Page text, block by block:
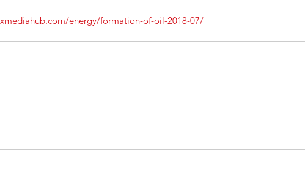
energy/formation-of-oil-2018-07/